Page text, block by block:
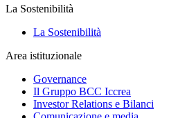
La Sostenibilità
La Sostenibilità
Area istituzionale
Governance
Il Gruppo BCC Iccrea
Investor Relations e Bilanci